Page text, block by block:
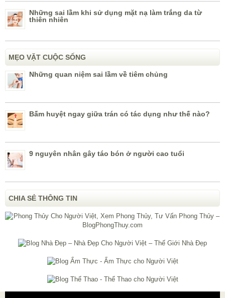
Những sai lầm khi sử dụng mặt nạ làm trắng da từ
thiên nhiên
MẸO VẶT CUỘC SỐNG
Những quan niệm sai lầm về tiêm chủng
Bấm huyệt ngay giữa trán có tác dụng như thế nào?
9 nguyên nhân gây táo bón ở người cao tuổi
CHIA SẺ THÔNG TIN